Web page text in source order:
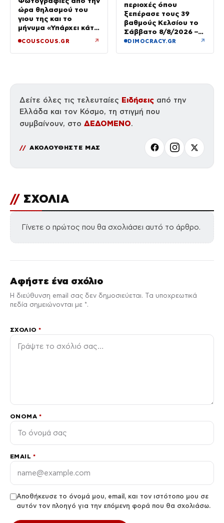
ώρα θηλασμού του
γιου της και το
μήνυμα «Υπάρχει κάτι
αργές μέρες»
COUSCOUS.GR ↗
περιοχές όπου
ξεπέρασε τους 39
βαθμούς Κελσίου το
Σάββατο 8/8/2026 –
Πού θα δούμε 40άρια
DIMOCRACY.GR ↗
Δείτε όλες τις τελευταίες Ειδήσεις από την
Ελλάδα και τον Κόσμο, τη στιγμή που
συμβαίνουν, στο ΔΕΔΟΜΕΝΟ.
ΑΚΟΛΟΥΘΗΣΤΕ ΜΑΣ
// ΣΧΟΛΙΑ
Γίνετε ο πρώτος που θα σχολιάσει αυτό το άρθρο.
Αφήστε ένα σχόλιο
Η διεύθυνση email σας δεν δημοσιεύεται. Τα υποχρεωτικά
πεδία σημειώνονται με *.
ΣΧΌΛΙΟ*
ΌΝΟΜΑ *
EMAIL *
Αποθήκευσε το όνομά μου, email, και τον ιστότοπο μου σε
αυτόν τον πλοηγό για την επόμενη φορά που θα σχολιάσω.